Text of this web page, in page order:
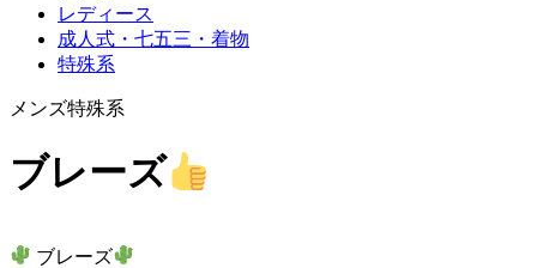
レディース
成人式・七五三・着物
特殊系
メンズ特殊系
ブレーズ
ブレーズ